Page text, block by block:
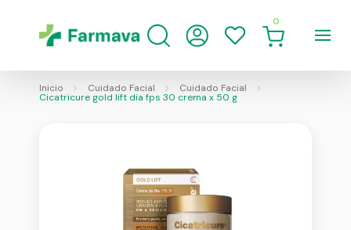
0
Inicio Cuidado Facial Cuidado Facial
Cicatricure gold lift dia fps 30 crema x 50 g